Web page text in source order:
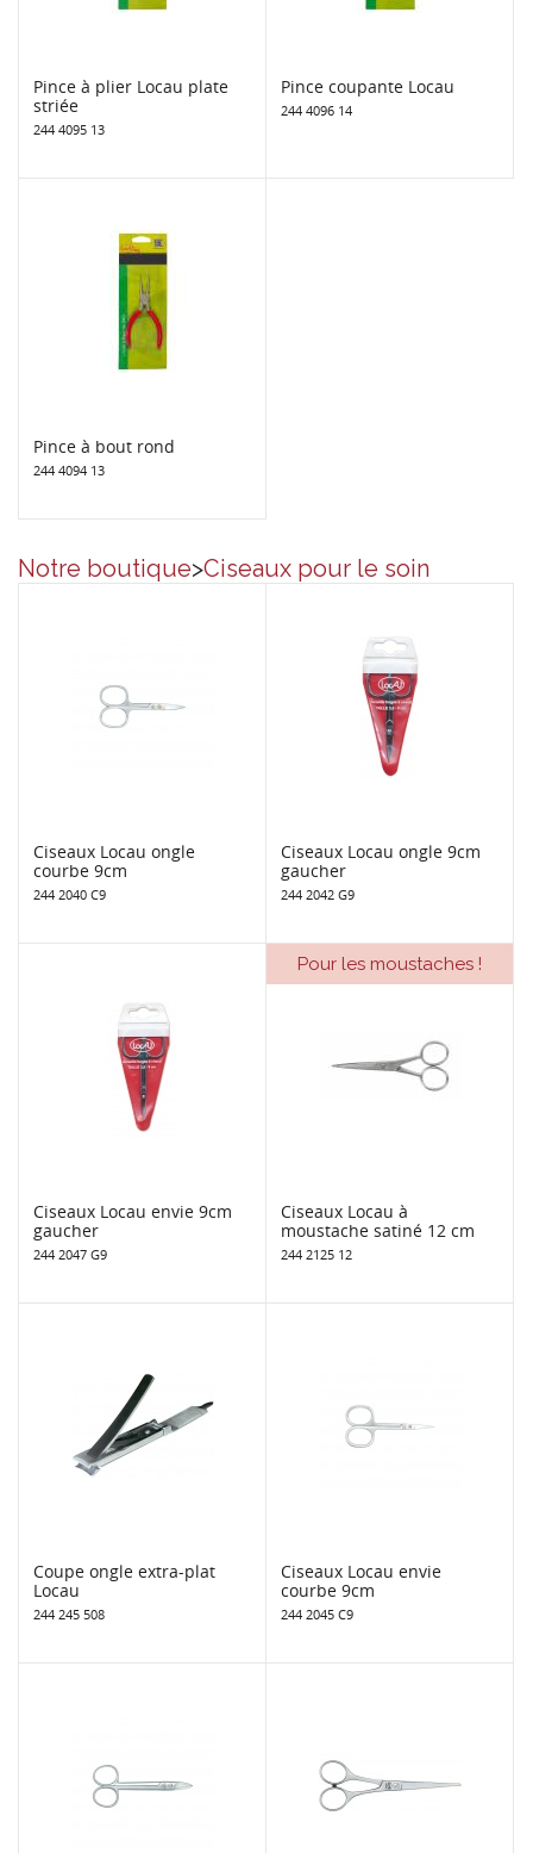
Pince à plier Locau plate
striée
244 4095 13
Pince coupante Locau
244 4096 14
Pince à bout rond
244 4094 13
Notre boutique>Ciseaux pour le soin
Ciseaux Locau ongle
courbe 9cm
244 2040 C9
Ciseaux Locau ongle 9cm
gaucher
244 2042 G9
Ciseaux Locau envie 9cm
gaucher
244 2047 G9
Pour les moustaches !
Ciseaux Locau à
moustache satiné 12 cm
244 2125 12
Coupe ongle extra-plat
Locau
244 245 508
Ciseaux Locau envie
courbe 9cm
244 2045 C9